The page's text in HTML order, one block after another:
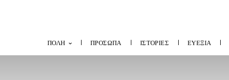
ΠΟΛΗ ΠΡΟΣΩΠΑ ΙΣΤΟΡΙΕΣ ΕΥΕΞΙΑ